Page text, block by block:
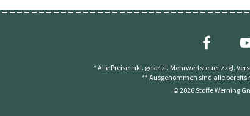
* Alle Preise inkl. gesetzl. Mehrwertsteuer zzgl.
** Ausgenommen sind alle
© 2026 Stoffe Werning